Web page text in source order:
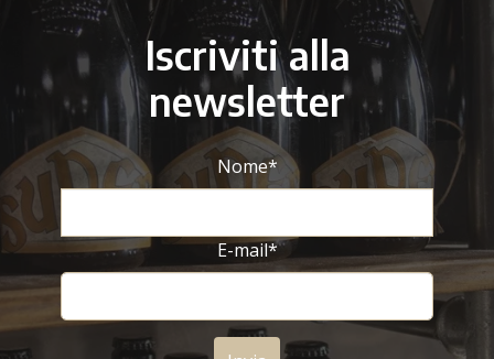
Iscriviti alla
newsletter
Nome*
E-mail*